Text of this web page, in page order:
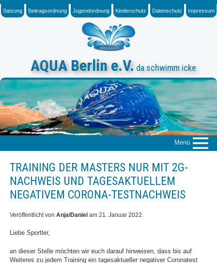
Skip
to
Satzung Beitragsordnung Jugendordnung Kinderschutz Datenschutz Impressum
AQUA Berlin e.V. da schwimm icke
Menü
Das „Who is Who“
Baumschulenweg
News
TRAINING DER MASTERS NUR MIT 2G-
NACHWEIS UND TAGESAKTUELLEM
NEGATIVEM CORONA-TESTNACHWEIS
Veröffentlicht von Anja/Danielam 21. Januar 2022
Liebe Sportler,
an dieser Stelle möchten wir euch darauf hinweisen, dass bis auf
Weiteres zu jedem Training ein tagesaktueller negativer Coronatest